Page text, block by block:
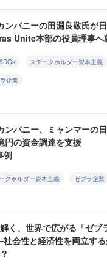
ンパニーの田淵良敬氏が
Unite本部の役員理事へ
ステークホルダー資本主義
企業
ンパニー、ミャンマーの
円の資金調達を支援
例
クホルダー資本主義 ゼブラ企業
く、世界で広がる「ゼブ
会性と経済性を両立す